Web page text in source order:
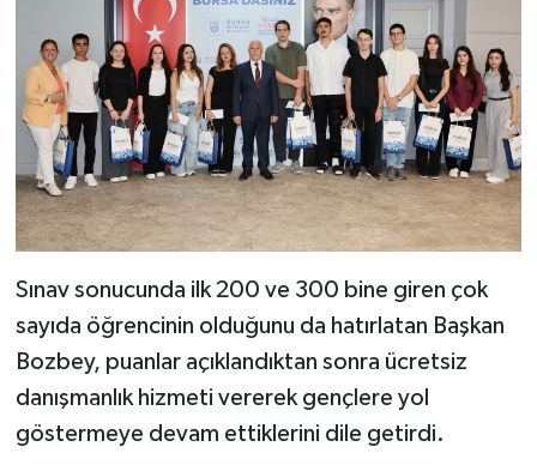
Sınav sonucunda ilk 200 ve 300 bine giren çok
sayıda öğrencinin olduğunu da hatırlatan Başkan
Bozbey, puanlar açıklandıktan sonra ücretsiz
danışmanlık hizmeti vererek gençlere yol
göstermeye devam ettiklerini dile getirdi.